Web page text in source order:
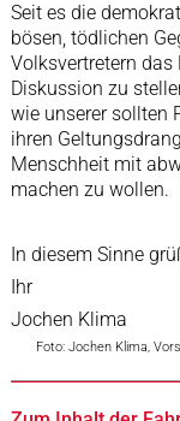
Seit es die
bösen, tödlichen
Volksvertretern
Diskussion zu
wie unserer sollten
ihren
Menschheit mit
machen zu wollen.
In diesem Sinne
Ihr
Jochen Klima
Foto: Jochen Klima,